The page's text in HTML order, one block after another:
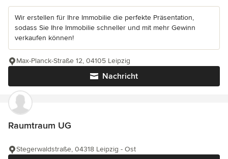
Wir erstellen für Ihre Immobilie die perfekte Präsentation,
sodass Sie Ihre Immobilie schneller und mit mehr Gewinn
verkaufen können!
Nachricht
Max-Planck-Straße 12, 04105 Leipzig
Raumtraum UG
Stegerwaldstraße, 04318 Leipzig - Ost